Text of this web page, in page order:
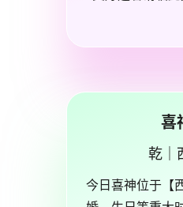
喜
乾｜
今日喜神位于【